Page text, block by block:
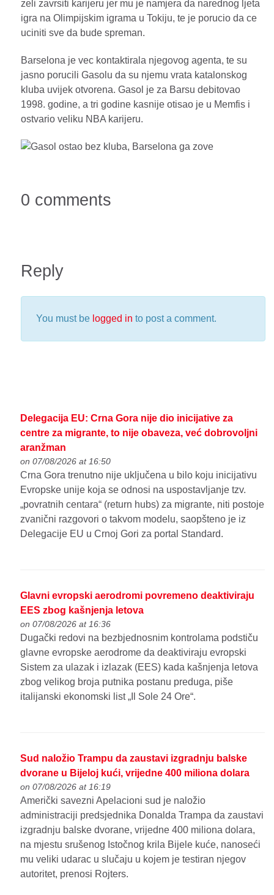
zeli zavrsiti karijeru jer mu je namjera da narednog ljeta
igra na Olimpijskim igrama u Tokiju, te je porucio da ce
uciniti sve da bude spreman.
Barselona je vec kontaktirala njegovog agenta, te su
jasno porucili Gasolu da su njemu vrata katalonskog
kluba uvijek otvorena. Gasol je za Barsu debitovao
1998. godine, a tri godine kasnije otisao je u Memfis i
ostvario veliku NBA karijeru.
0 comments
Reply
You must be logged in to post a comment.
Delegacija EU: Crna Gora nije dio inicijative za
centre za migrante, to nije obaveza, već dobrovoljni
aranžman
on 07/08/2026 at 16:50
Crna Gora trenutno nije uključena u bilo koju inicijativu
Evropske unije koja se odnosi na uspostavljanje tzv.
„povratnih centara“ (return hubs) za migrante, niti postoje
zvanični razgovori o takvom modelu, saopšteno je iz
Delegacije EU u Crnoj Gori za portal Standard.
Glavni evropski aerodromi povremeno deaktiviraju
EES zbog kašnjenja letova
on 07/08/2026 at 16:36
Dugački redovi na bezbjednosnim kontrolama podstiču
glavne evropske aerodrome da deaktiviraju evropski
Sistem za ulazak i izlazak (EES) kada kašnjenja letova
zbog velikog broja putnika postanu preduga, piše
italijanski ekonomski list „Il Sole 24 Ore“.
Sud naložio Trampu da zaustavi izgradnju balske
dvorane u Bijeloj kući, vrijedne 400 miliona dolara
on 07/08/2026 at 16:19
Američki savezni Apelacioni sud je naložio
administraciji predsjednika Donalda Trampa da zaustavi
izgradnju balske dvorane, vrijedne 400 miliona dolara,
na mjestu srušenog Istočnog krila Bijele kuće, nanoseći
mu veliki udarac u slučaju u kojem je testiran njegov
autoritet, prenosi Rojters.